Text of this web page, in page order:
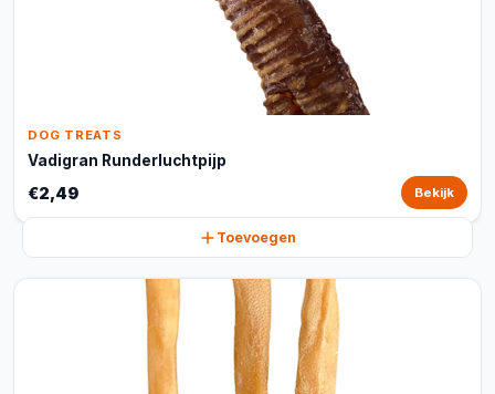
DOG TREATS
Vadigran Runderluchtpijp
€2,49 Bekijk
Toevoegen